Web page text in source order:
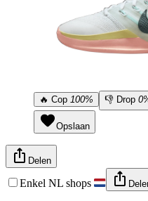
🔥 Cop 100% 👎 Drop
Opslaan
Delen
Enkel NL shops